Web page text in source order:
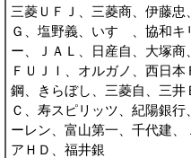
三菱ＵＦＪ、三菱商、伊藤
Ｇ、塩野義、いすゞ、協和
ー、ＪＡＬ、日産自、大塚商
ＦＵＪＩ、オルガノ、西日
鋼、きらぼし、三菱自、三井
Ｃ、寿スピリッツ、紀陽銀
ーレン、富山第一、千代建
アＨＤ、福井銀